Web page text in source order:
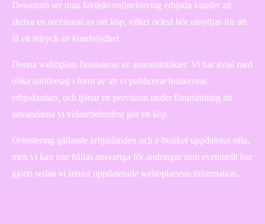
Dessutom ser man faktiskt onlineföretag erbjuda kunder att
skriva en recension av sitt köp, vilket också bör utnyttjas för att
få ett intryck av kundnöjdhet.
Denna webbplats finansieras av annonsintäkter. Vi har avtal med
olika nätföretag i form av att vi publicerar butikernas
erbjudanden, och tjänar en provision under förutsättning att
användarna vi vidarebefordrar gör ett köp.
Orientering gällande erbjudanden och e-butiker uppdateras ofta,
men vi kan inte hållas ansvariga för ändringar som eventuellt har
gjorts sedan vi senast uppdaterade webbplatsens information.